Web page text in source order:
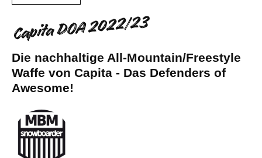
Capita DOA 2022/23
Die nachhaltige All-Mountain/Freestyle
Waffe von Capita - Das Defenders of
Awesome!